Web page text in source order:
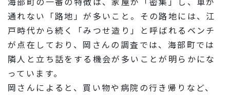
通れない「路地」が多いこと。その路地には、江
戸時代から続く「みつせ造り」と呼ばれるベンチ
が点在しており、岡さんの調査では、海部町では
隣人と立ち話をする機会が多いことが明らかにな
っています。
岡さんによると、買い物や病院の行き帰りなど、